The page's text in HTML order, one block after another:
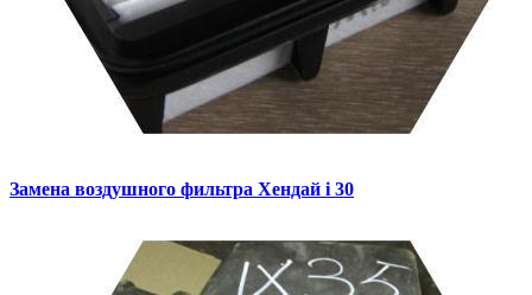
Замена воздушного фильтра Хендай i 30